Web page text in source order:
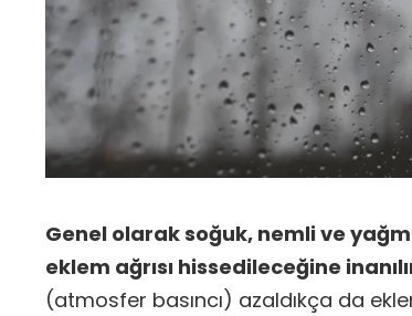
Genel olarak soğuk, nemli ve
eklem ağrısı hissedileceğine
(atmosfer basıncı) azaldıkça da